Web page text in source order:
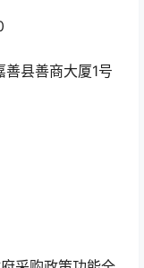
县善商大厦1号